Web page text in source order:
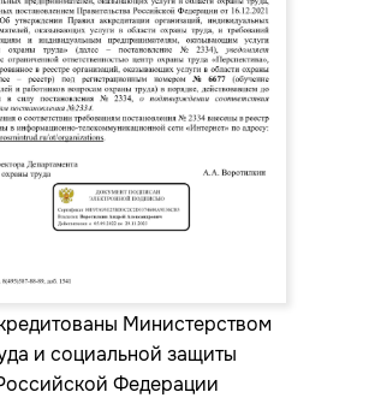
Министерством
и социальной защиты
Федерации